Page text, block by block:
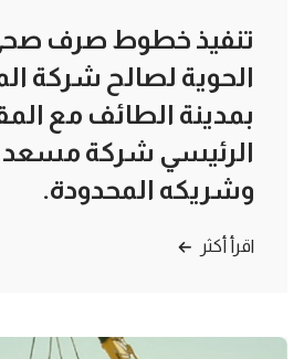
تنفيذ خطوط صرف
الحوية لصالح شركة
بمدينة الطائف مع
الرئيسي شركة مسعد
وشريكه المحدودة.
اقرأ أكثر